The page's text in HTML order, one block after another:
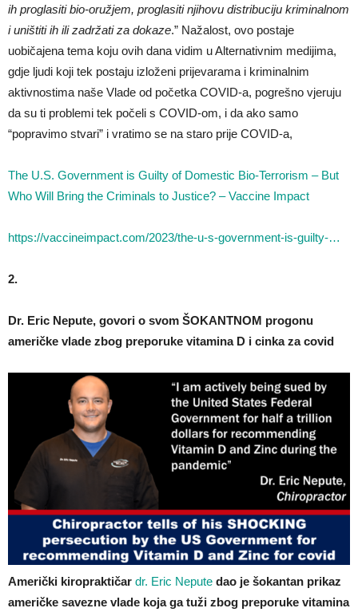
ih proglasiti bio-oružjem, proglasiti njihovu distribuciju kriminalnom
i uništiti ih ili zadržati za dokaze.” Nažalost, ovo postaje
uobičajena tema koju ovih dana vidim u Alternativnim medijima,
gdje ljudi koji tek postaju izloženi prijevarama i kriminalnim
aktivnostima naše Vlade od početka COVID-a, pogrešno vjeruju
da su ti problemi tek počeli s COVID-om, i da ako samo
“popravimo stvari” i vratimo se na staro prije COVID-a,
The U.S. Government is Guilty of Domestic Bio-Terrorism – But
Who Will Bring the Criminals to Justice? – Vaccine Impact
https://vaccineimpact.com/2023/the-u-s-government-is-guilty-…
2.
Dr. Eric Nepute, govori o svom ŠOKANTNOM progonu
američke vlade zbog preporuke vitamina D i cinka za covid
Američki kiropraktičar dr. Eric Nepute dao je šokantan prikaz
američke savezne vlade koja ga tuži zbog preporuke vitamina